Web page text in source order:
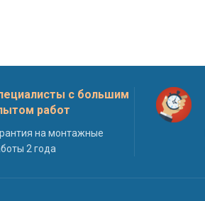
с большим
работ
на монтажные
2 года